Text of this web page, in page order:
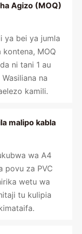
Agizo (MOQ)
ya bei ya jumla
MOQ
ni tani 1 au
na
kamili.
malipo kabla
wa A4
povu za PVC
wetu wa
tu kulipia